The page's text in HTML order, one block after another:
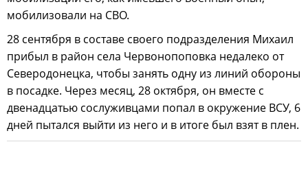
мобилизовали на СВО.
28 сентября в составе своего подразделения Михаил
прибыл в район села Червонопоповка недалеко от
Северодонецка, чтобы занять одну из линий обороны
в посадке. Через месяц, 28 октября, он вместе с
двенадцатью сослуживцами попал в окружение ВСУ, 6
дней пытался выйти из него и в итоге был взят в плен.